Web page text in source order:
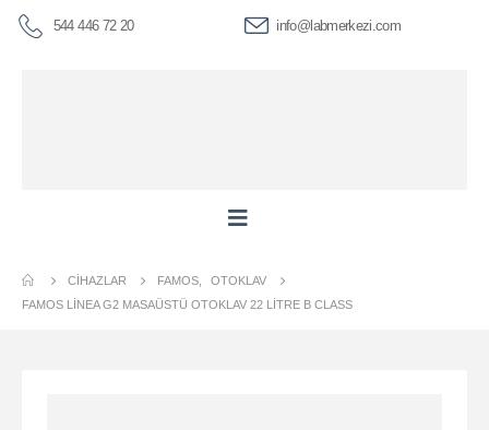
544 446 72 20 info@labmerkezi.com
CIHAZLAR FAMOS
OTOKLAV
FAMOS LINEA G2 MASAÜSTÜ OTOKLAV 22 LITRE B CLASS